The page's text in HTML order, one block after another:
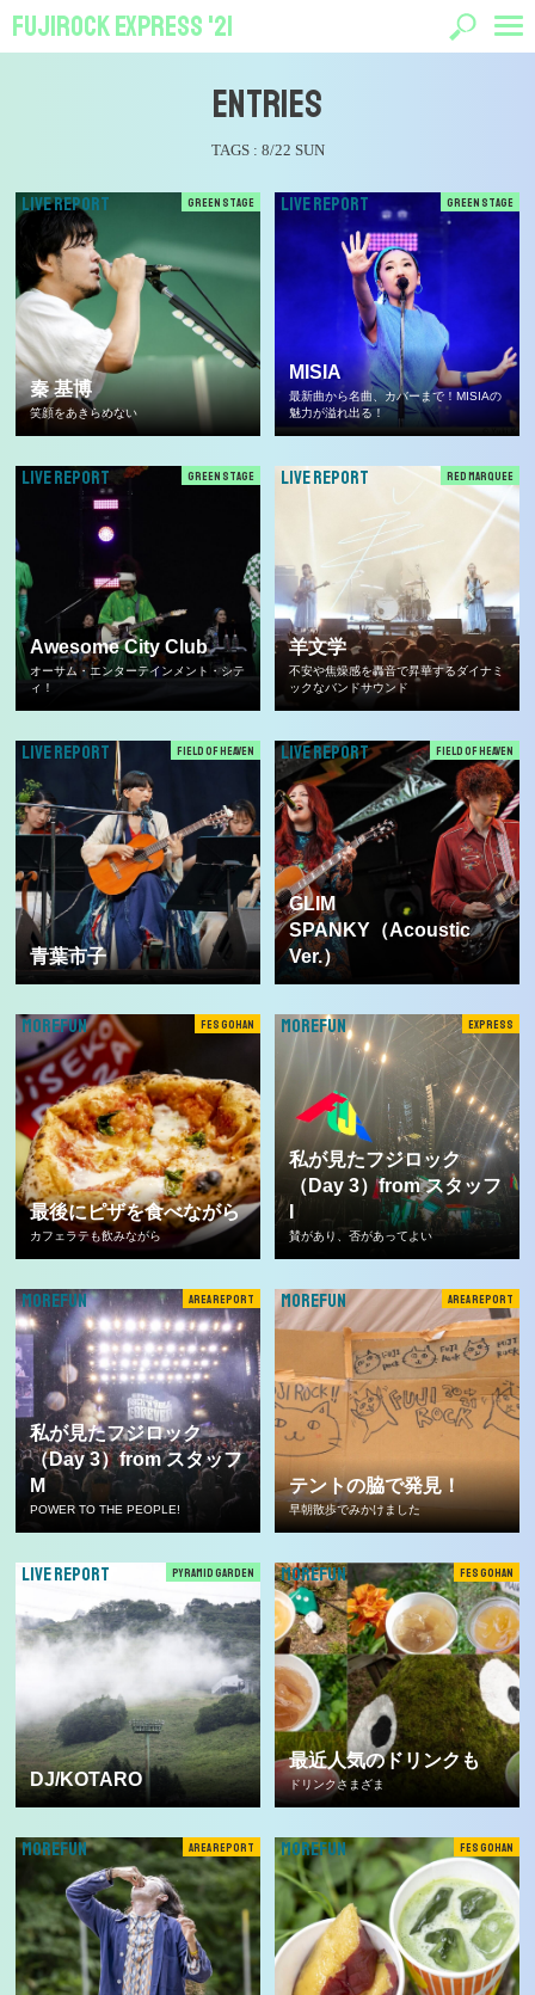
FUJIROCK EXPRESS '21
ENTRIES
TAGS : 8/22 SUN
LIVE REPORT GREEN STAGE
秦 基博
笑顔をあきらめない
LIVE REPORT GREEN STAGE
MISIA
最新曲から名曲、カバーまで！MISIAの
魅力が溢れ出る！
LIVE REPORT GREEN STAGE
Awesome City Club
オーサム・エンターテインメント・シテ
ィ！
LIVE REPORT RED MARQUEE
羊文学
不安や焦燥感を轟音で昇華するダイナミ
ックなバンドサウンド
LIVE REPORT FIELD OF HEAVEN
青葉市子
LIVE REPORT FIELD OF HEAVEN
GLIM
SPANKY（Acoustic
Ver.）
MOREFUN FES GOHAN
最後にピザを食べながら
カフェラテも飲みながら
MOREFUN EXPRESS
私が見たフジロック
（Day 3）from スタッフ
I
賛があり、否があってよい
MOREFUN AREA REPORT
私が見たフジロック
（Day 3）from スタッフ
M
POWER TO THE PEOPLE!
MOREFUN AREA REPORT
テントの脇で発見！
早朝散歩でみかけました
LIVE REPORT PYRAMID GARDEN
DJ/KOTARO
MOREFUN FES GOHAN
最近人気のドリンクも
ドリンクさまざま
MOREFUN AREA REPORT MOREFUN FES GOHAN